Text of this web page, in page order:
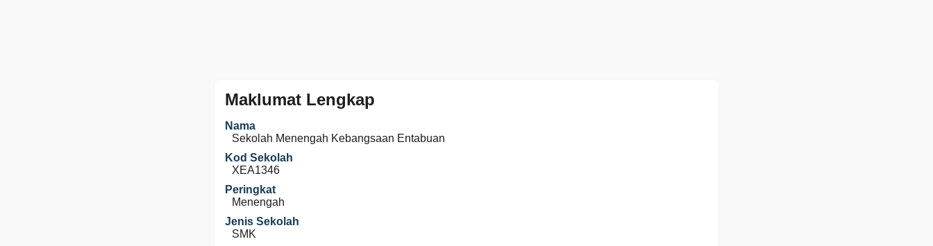
Maklumat Lengkap
Nama
Sekolah Menengah Kebangsaan Entabuan
Kod Sekolah
XEA1346
Peringkat
Menengah
Jenis Sekolah
SMK